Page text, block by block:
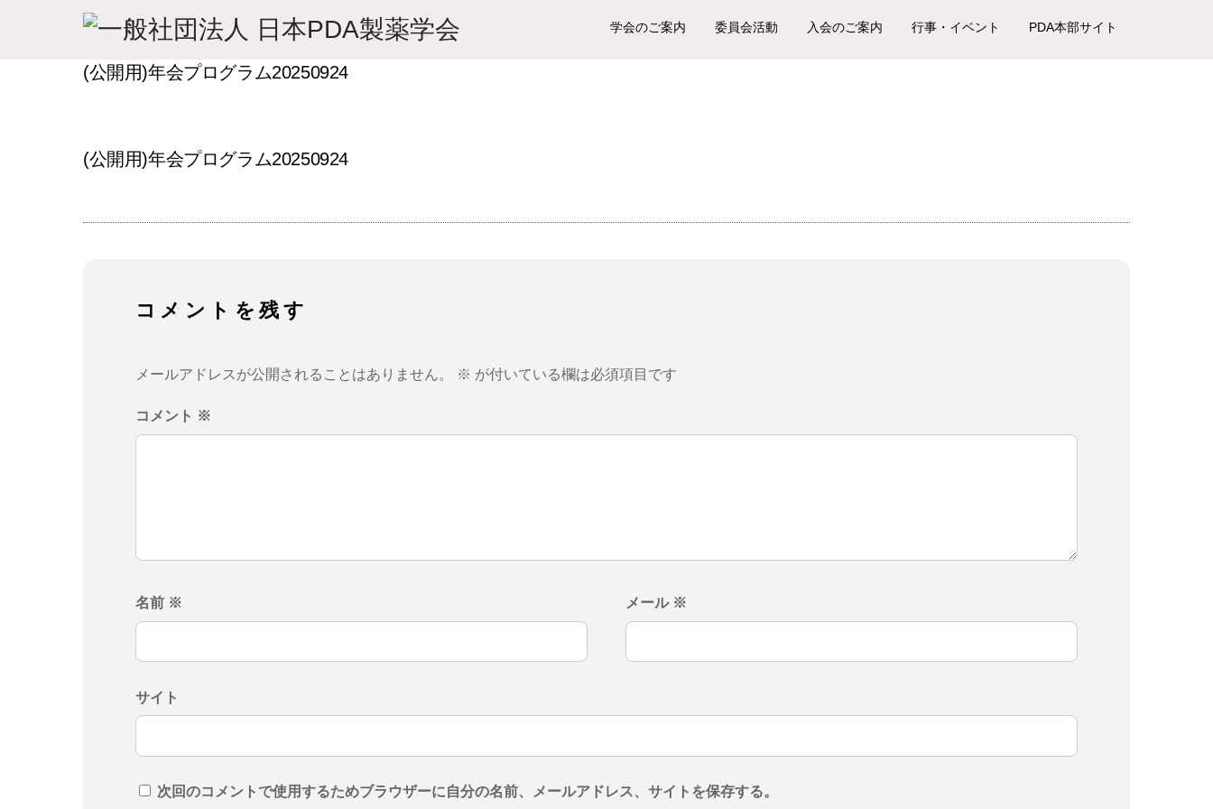
学会のご案内 委員会活動 入会のご案内 行事・イベント PDA本部サイト
(公開用)年会プログラム20250924
(公開用)年会プログラム20250924
コメントを残す
メールアドレスが公開されることはありません。 ※ が付いている欄は必須項目です
コメント ※
名前 ※ メール ※
サイト
次回のコメントで使用するためブラウザーに自分の名前、メールアドレス、サイトを保存する。